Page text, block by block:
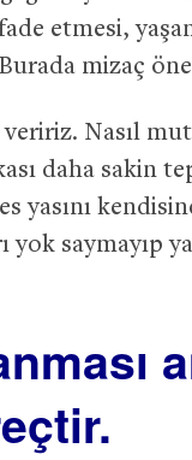
etmesi,
mizaç
veririz. Nasıl
daha sakin
yasını
yok saymayıp